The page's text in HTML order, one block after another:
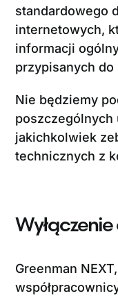
standardowego
internetowych,
informacji
przypisanych
Nie będziemy
poszczególnych
jakichkolwiek
technicznych z
Greenman